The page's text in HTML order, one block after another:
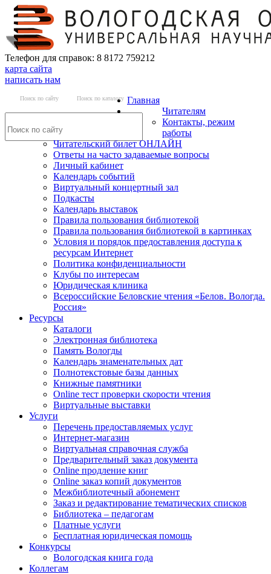
Телефон для справок: 8 8172 759212
карта сайта
написать нам
Поиск по сайту Поиск по каталогу Главная
Читателям
Контакты, режим
работы
Читательский билет ОНЛАЙН
Ответы на часто задаваемые вопросы
Личный кабинет
Календарь событий
Виртуальный концертный зал
Подкасты
Календарь выставок
Правила пользования библиотекой
Правила пользования библиотекой в картинках
Условия и порядок предоставления доступа к
ресурсам Интернет
Политика конфиденциальности
Клубы по интересам
Юридическая клиника
Всероссийские Беловские чтения «Белов. Вологда.
Россия»
Ресурсы
Каталоги
Электронная библиотека
Память Вологды
Календарь знаменательных дат
Полнотекстовые базы данных
Книжные памятники
Online тест проверки скорости чтения
Виртуальные выставки
Услуги
Перечень предоставляемых услуг
Интернет-магазин
Виртуальная справочная служба
Предварительный заказ документа
Online продление книг
Online заказ копий документов
Межбиблиотечный абонемент
Заказ и редактирование тематических списков
Библиотека – педагогам
Платные услуги
Бесплатная юридическая помощь
Конкурсы
Вологодская книга года
Коллегам